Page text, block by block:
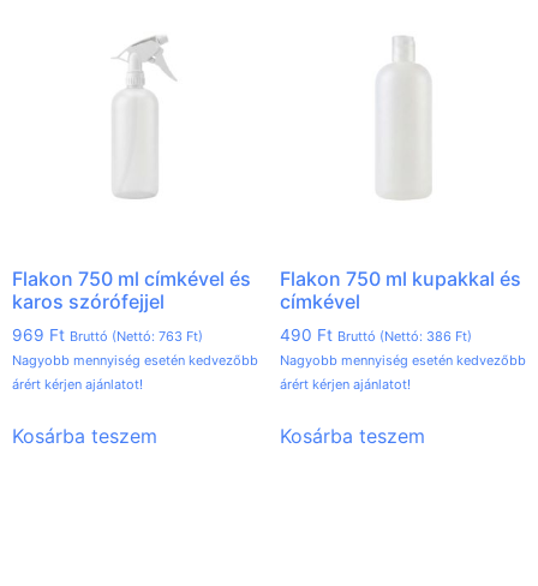
Flakon 750 ml címkével és
karos szórófejjel
969 Ft Bruttó (Nettó: 763 Ft)
Nagyobb mennyiség esetén kedvezőbb
árért kérjen ajánlatot!
Kosárba teszem
Flakon 750 ml kupakkal és
címkével
490 Ft Bruttó (Nettó: 386 Ft)
Nagyobb mennyiség esetén kedvezőbb
árért kérjen ajánlatot!
Kosárba teszem